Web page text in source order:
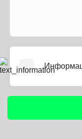
Информация о
Политика